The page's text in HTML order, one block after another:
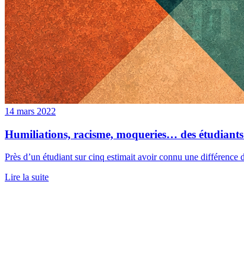
14 mars 2022
Humiliations, racisme, moqueries… des
Près d’un étudiant sur cinq estimait avoir connu une différence
Lire la suite